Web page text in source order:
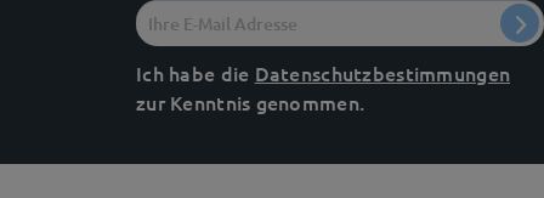
Ich habe die Datenschutzbestimmungen
zur Kenntnis genommen.